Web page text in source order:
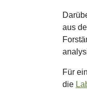
aus
Für
die